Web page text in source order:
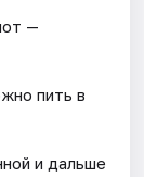
—
пить в
и дальше